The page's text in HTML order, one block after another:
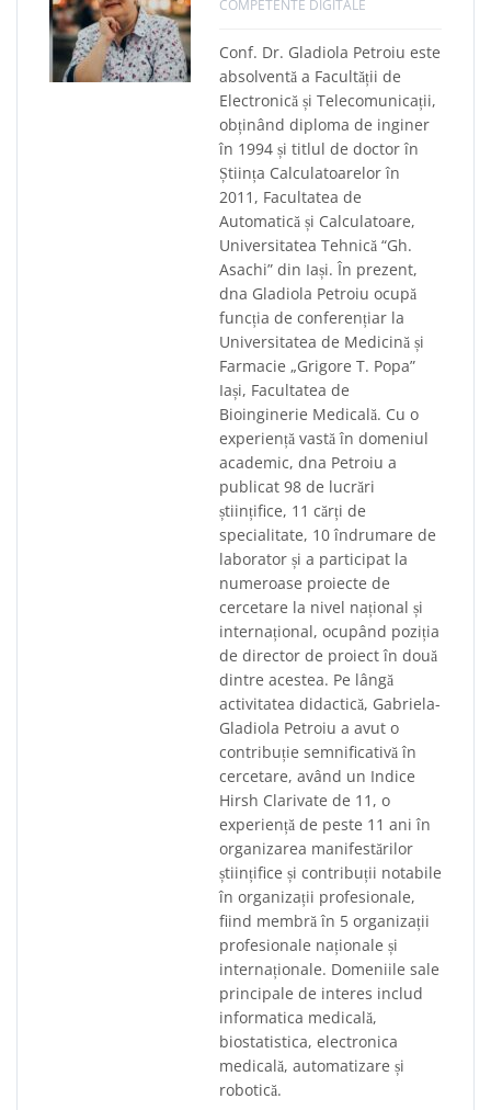
COMPETENTE DIGITALE
Conf. Dr. Gladiola Petroiu este
absolventă a Facultății de
Electronică și Telecomunicații,
obținând diploma de inginer
în 1994 și titlul de doctor în
Știința Calculatoarelor în
2011, Facultatea de
Automatică și Calculatoare,
Universitatea Tehnică “Gh.
Asachi” din Iași. În prezent,
dna Gladiola Petroiu ocupă
funcția de conferențiar la
Universitatea de Medicină și
Farmacie „Grigore T. Popa”
Iași, Facultatea de
Bioinginerie Medicală. Cu o
experiență vastă în domeniul
academic, dna Petroiu a
publicat 98 de lucrări
științifice, 11 cărți de
specialitate, 10 îndrumare de
laborator și a participat la
numeroase proiecte de
cercetare la nivel național și
internațional, ocupând poziția
de director de proiect în două
dintre acestea. Pe lângă
activitatea didactică, Gabriela-
Gladiola Petroiu a avut o
contribuție semnificativă în
cercetare, având un Indice
Hirsh Clarivate de 11, o
experiență de peste 11 ani în
organizarea manifestărilor
științifice și contribuții notabile
în organizații profesionale,
fiind membră în 5 organizații
profesionale naționale și
internaționale. Domeniile sale
principale de interes includ
informatica medicală,
biostatistica, electronica
medicală, automatizare și
robotică.